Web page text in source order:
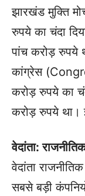
झारखंड मुक्ति
रुपये का चंदा
पांच करोड़ रुपये
कांग्रेस
करोड़ रुपये का
करोड़ रुपये था।
वेदांता:
वेदांता
सबसे बड़ी